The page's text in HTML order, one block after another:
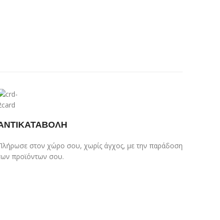
στον χώρο σου, χωρίς άγχος, με την παράδοση
προϊόντων σου.